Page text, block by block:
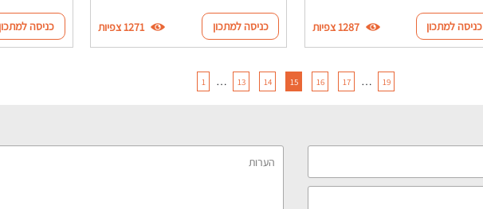
כניסה למתכון 1287 צפיות כניסה למתכון 1271 צפיות כניסה למתכון
1 … 13 14 15 16 17 … 19